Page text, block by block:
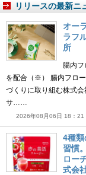
リリースの最新ニ
オー
ラフ
所
腸内
を配合（※） 腸内フロ
づくりに取り組む株式
サ……
2026年08月06日 18：21
4種類
習慣
ロー
式会